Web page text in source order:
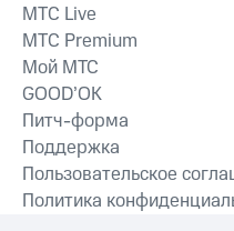
MTС Live
MTС Premium
Мой МТС
GOOD’OK
Питч-форма
Поддержка
Пользовательское
Политика